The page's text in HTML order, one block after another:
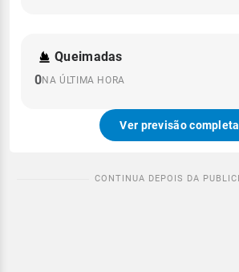
Queimadas
0NA ÚLTIMA HORA
Ver previsão completa